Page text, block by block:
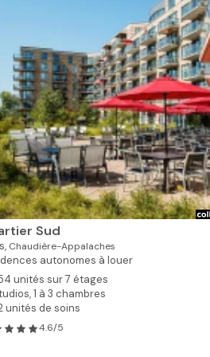
Sud
Chaudière-Appalaches
autonomes à louer
unités sur 7 étages
1 à 3 chambres
unités de soins
4.6/5